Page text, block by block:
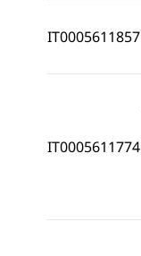
IT0005611857
IT0005611774